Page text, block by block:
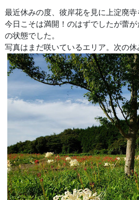
最近休みの度、彼岸花を見に上淀廃寺
今日こそは満開！のはずでしたが蕾
の状態でした。
写真はまだ咲いているエリア。次の